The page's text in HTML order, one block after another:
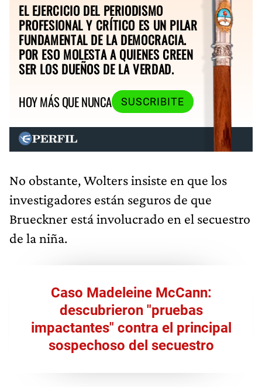
EL EJERCICIO DEL PERIODISMO
PROFESIONAL Y CRÍTICO ES UN PILAR
FUNDAMENTAL DE LA DEMOCRACIA.
POR ESO MOLESTA A QUIENES CREEN
SER LOS DUEÑOS DE LA VERDAD.
HOY MÁS QUE NUNCA
SUSCRIBITE
No obstante, Wolters insiste en que los
investigadores están seguros de que
Brueckner está involucrado en el secuestro
de la niña.
Caso Madeleine McCann:
descubrieron "pruebas
impactantes" contra el principal
sospechoso del secuestro